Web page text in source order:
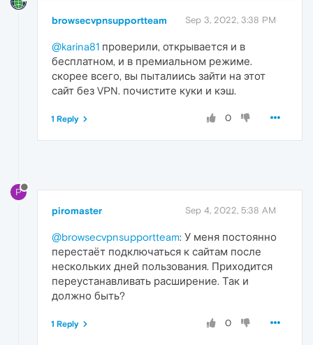
browsecvpnsupportteam Sep 3, 2022, 3:38 PM
@karina81 проверили, открывается и в
бесплатном, и в премиальном режиме.
скорее всего, вы пыталиись зайти на этот
сайт без VPN. почистите куки и кэш.
0
1 Reply
P
piromaster Sep 4, 2022, 5:38 AM
@browsecvpnsupportteam: У меня постоянно
перестаёт подключаться к сайтам после
нескольких дней пользования. Приходится
переустанавливать расширение. Так и
должно быть?
0
1 Reply